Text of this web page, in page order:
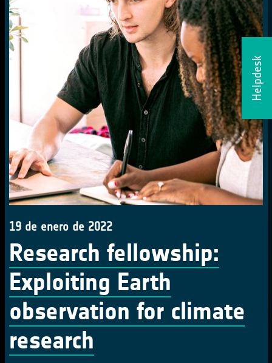
Helpdesk
19 de enero de 2022
Research fellowship:
Exploiting Earth
observation for climate
research